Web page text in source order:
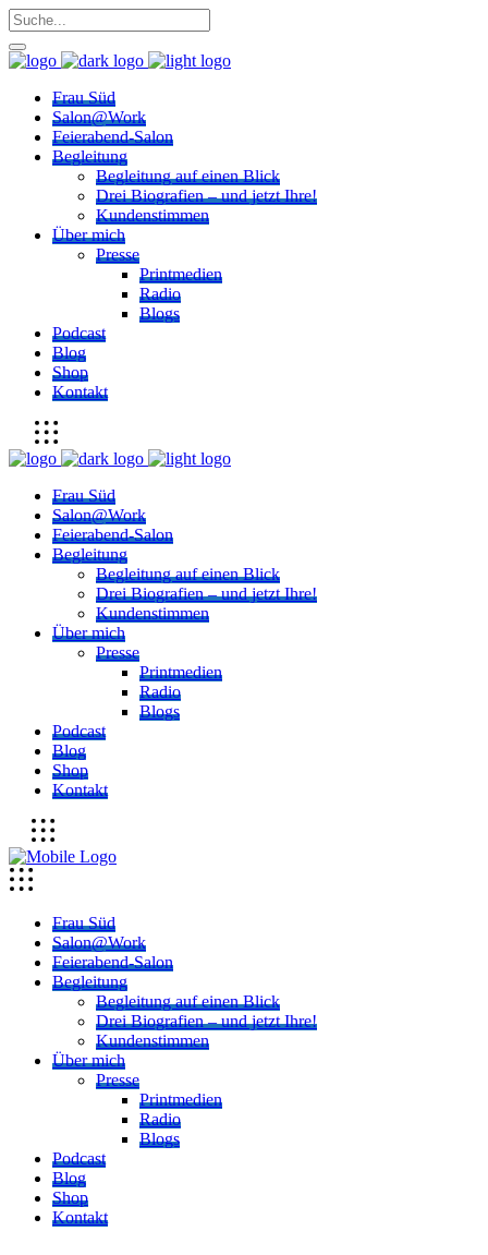
Frau Süd
Salon@Work
Feierabend-Salon
Begleitung
Begleitung auf einen Blick
Drei Biografien – und jetzt Ihre!
Kundenstimmen
Über mich
Presse
Printmedien
Radio
Blogs
Podcast
Blog
Shop
Kontakt
Frau Süd
Salon@Work
Feierabend-Salon
Begleitung
Begleitung auf einen Blick
Drei Biografien – und jetzt Ihre!
Kundenstimmen
Über mich
Presse
Printmedien
Radio
Blogs
Podcast
Blog
Shop
Kontakt
Frau Süd
Salon@Work
Feierabend-Salon
Begleitung
Begleitung auf einen Blick
Drei Biografien – und jetzt Ihre!
Kundenstimmen
Über mich
Presse
Printmedien
Radio
Blogs
Podcast
Blog
Shop
Kontakt